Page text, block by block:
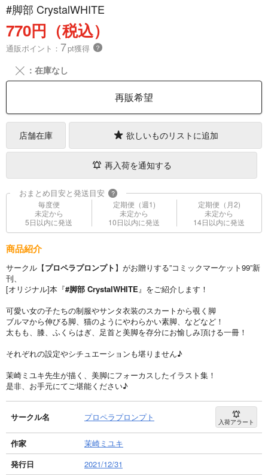
#脚部 CrystalWHITE
770円（税込）
通販ポイント： 7pt獲得 ？
╳ ：在庫なし
再販希望
店舗在庫 欲しいものリストに追加
再入荷を通知する
おまとめ目安と発送目安 ?
毎度便
未定から
5日以内に発送
定期便（週1)
未定から
10日以内に発送
定期便（月2)
未定から
14日以内に発送
商品紹介
サークル【プロペラプロンプト】がお贈りする”コミックマーケット99”新
刊、
[オリジナル]本『#脚部 CrystalWHITE 』をご紹介します！
可愛い女の子たちの制服やサンタ衣装のスカートから覗く脚
ブルマから伸びる脚、猫のようにやわらかい素脚、などなど！
太もも、膝、ふくらはぎ、足首と美脚を存分にお愉しみ頂ける一冊！
それぞれの設定やシチュエーションも堪りません♪
茉崎ミユキ先生が描く、美脚にフォーカスしたイラスト集！
是非、お手元にてご堪能ください♪
サークル名 プロペラプロンプト 入荷アラート
作家
茉崎ミユキ
発行日
2021/12/31